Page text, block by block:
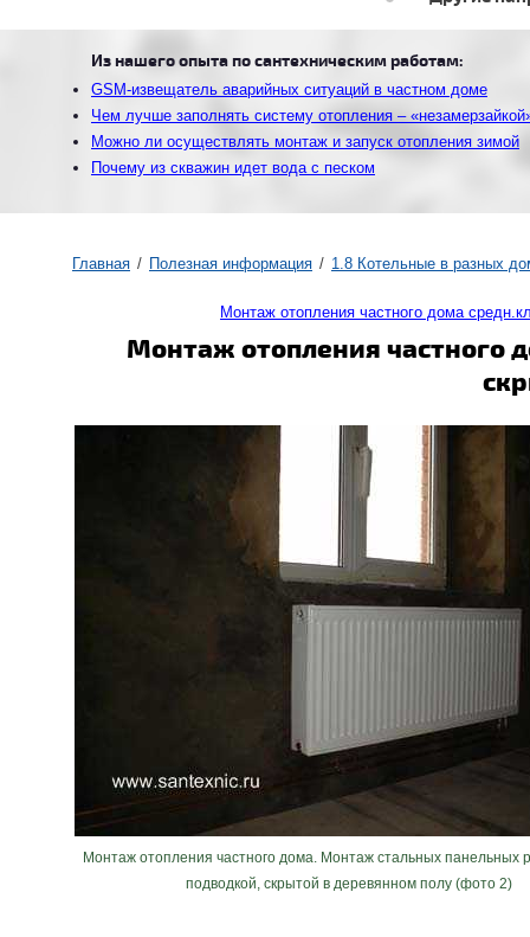
Главная Полезная информация 1.8 Котельные в разных
Монтаж отопления частного дома
Монтаж отопления частного
Монтаж отопления частного дома. Монтаж стальных панельных
подводкой, скрытой в деревянном полу (фото 2)
Из нашего опыта по сантехническим работам:
GSM-извещатель аварийных ситуаций в частном доме
Чем лучше заполнять систему отопления –
Можно ли осуществлять монтаж и запуск отопления зимой
Почему из скважин идет вода с песком